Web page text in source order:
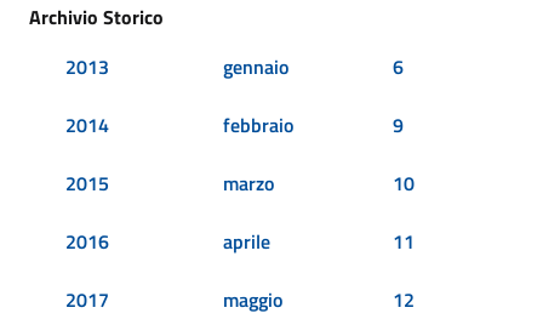
Archivio Storico
2013
2014
2015
2016
2017
gennaio
febbraio
marzo
aprile
maggio
6
9
10
11
12